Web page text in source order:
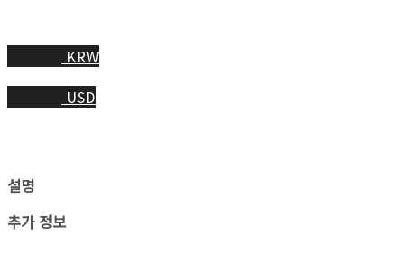
KRW
USD
설명
추가 정보